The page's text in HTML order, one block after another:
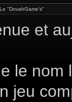
Le "DovahGame's"
et
le nom
jeu